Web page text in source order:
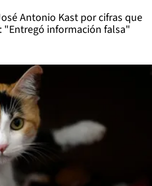
Antonio Kast por cifras que
"Entregó información falsa"